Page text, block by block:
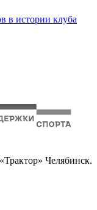
в истории клуба
Челябинск.